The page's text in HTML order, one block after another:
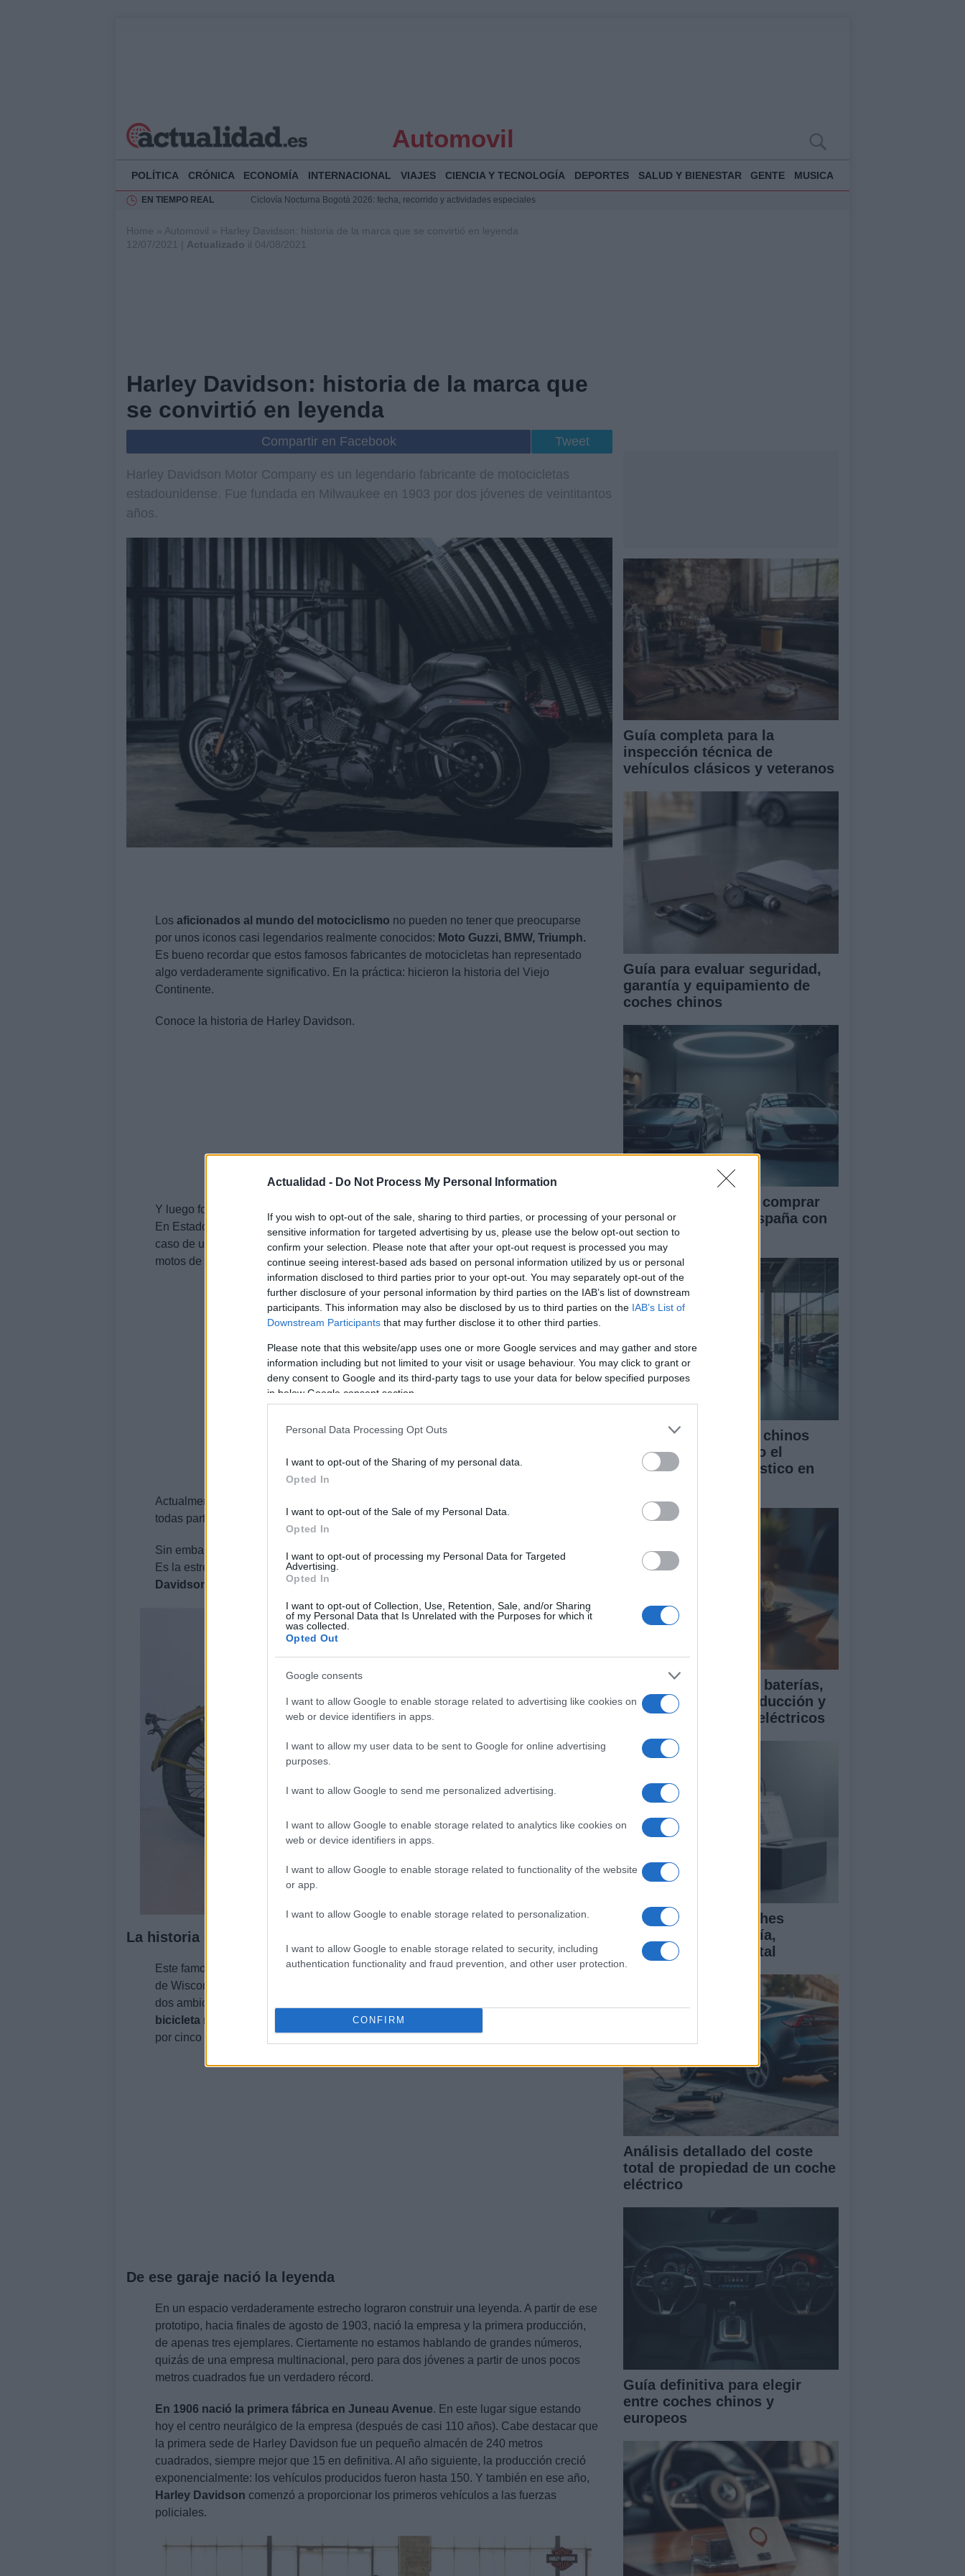
Actualidad - Do Not Process My Personal Information
If you wish to opt-out of the sale, sharing to third parties, or processing of your personal or
sensitive information for targeted advertising by us, please use the below opt-out section to
confirm your selection. Please note that after your opt-out request is processed you may
continue seeing interest-based ads based on personal information utilized by us or personal
information disclosed to third parties prior to your opt-out. You may separately opt-out of the
further disclosure of your personal information by third parties on the IAB’s list of downstream
participants. This information may also be disclosed by us to third parties on the IAB’s List of
Downstream Participants that may further disclose it to other third parties.
Please note that this website/app uses one or more Google services and may gather and store
information including but not limited to your visit or usage behaviour. You may click to grant or
deny consent to Google and its third-party tags to use your data for below specified purposes
in below Google consent section.
Personal Data Processing Opt Outs
I want to opt-out of the Sharing of my personal data.
Opted In
I want to opt-out of the Sale of my Personal Data.
Opted In
I want to opt-out of processing my Personal Data for Targeted
Advertising.
Opted In
I want to opt-out of Collection, Use, Retention, Sale, and/or Sharing
of my Personal Data that Is Unrelated with the Purposes for which it
was collected.
Opted Out
Google consents
I want to allow Google to enable storage related to advertising like cookies on
web or device identifiers in apps.
I want to allow my user data to be sent to Google for online advertising
purposes.
I want to allow Google to send me personalized advertising.
I want to allow Google to enable storage related to analytics like cookies on
web or device identifiers in apps.
I want to allow Google to enable storage related to functionality of the website
or app.
I want to allow Google to enable storage related to personalization.
I want to allow Google to enable storage related to security, including
authentication functionality and fraud prevention, and other user protection.
CONFIRM
Automovil
POLÍTICA CRÓNICA ECONOMÍA INTERNACIONAL VIAJES CIENCIA Y TECNOLOGÍA DEPORTES SALUD Y BIENESTAR GENTE MUSICA
EN TIEMPO REAL
Ciclovía Nocturna Bogotá 2026: fecha, recorrido y actividades especiales
Rehabilitación de la Illa Plana: Menorca apuesta por el deporte náutico sostenible
Home » Automovil » Harley Davidson: historia de la marca que se convirtió en leyenda
12/07/2021 | Actualizado il 04/08/2021
Harley Davidson: historia de la marca que
se convirtió en leyenda
Compartir en Facebook Tweet
Harley Davidson Motor Company es un legendario fabricante de motocicletas
estadounidense. Fue fundada en Milwaukee en 1903 por dos jóvenes de veintitantos
años.
Los aficionados al mundo del motociclismo no pueden no tener que preocuparse
por unos iconos casi legendarios realmente conocidos: Moto Guzzi, BMW, Triumph.
Es bueno recordar que estos famosos fabricantes de motocicletas han representado
algo verdaderamente significativo. En la práctica: hicieron la historia del Viejo
Continente.
Conoce la historia de Harley Davidson.
Y luego forjaron las motocicletas más espléndidas y conocidas de la historia.
En Estados Unidos, resuena un sonido (o estruendo) verdaderamente único. Es el
caso de un nombre legendario que durante muchos años ha sido el símbolo de las
motos de grandes desplazamientos y de considerables distancias de costa a costa.
Actualmente
todas partes entre las diversas casas del mundo de las motos.
Sin embargo, ese nombre es una verdadera leyenda: un auténtico punto de referencia.
Es la estrella del norte de todos los motociclistas y sus eternos viajes:
Davidson.
La historia de Harley Davidson
Este famoso y legendario fabricante de motocicletas nació enMilwaukee(una ciudad
de Wisconsin), en el corazón de América del Norte. William Harley y Arthur Davidson,
dos ambiciosos veinteañeros y con un sueño, en 1902
bicicleta motorizada.
Y todo esto en el garaje de Arthur, un pequeño espacio de tres
por cinco metros.
De ese garaje nació la leyenda
En un espacio verdaderamente estrecho lograron construir una leyenda. A partir de ese
prototipo, hacia finales de agosto de 1903, nació la empresa y la primera producción,
de apenas tres ejemplares. Ciertamente no estamos hablando de grandes números,
quizás de una empresa multinacional, pero para dos jóvenes a partir de unos pocos
metros cuadrados fue un verdadero récord.
En 1906 nació la primera fábrica en Juneau Avenue. En este lugar sigue estando
hoy el centro neurálgico de la empresa (después de casi 110 años). Cabe destacar que
la primera sede de Harley Davidson fue un pequeño almacén de 240 metros
cuadrados, siempre mejor que 15 en definitiva. Al año siguiente, la producción creció
exponencialmente: los vehículos producidos fueron hasta 150. Y también en ese año,
Harley Davidson comenzó a proporcionar los primeros vehículos a las fuerzas
policiales.
Guía completa para la
inspección técnica de
vehículos clásicos y veteranos
Guía para evaluar seguridad,
garantía y equipamiento de
coches chinos
Guía definitiva para comprar
coches chinos en España con
seguridad
Cómo los vehículos chinos
están transformando el
mercado automovilístico en
Guía para comparar baterías,
asistencias a la conducción y
garantía en coches eléctricos
Comparativa de coches
eléctricos: tecnología,
garantías y coste total
Análisis detallado del coste
total de propiedad de un coche
eléctrico
Guía definitiva para elegir
entre coches chinos y
europeos